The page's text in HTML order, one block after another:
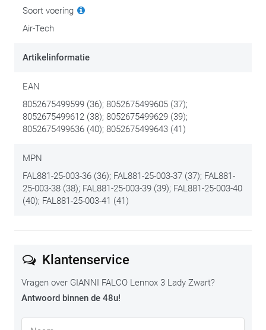
Soort voering
Air-Tech
Artikelinformatie
EAN
8052675499599 (36); 8052675499605 (37);
8052675499612 (38); 8052675499629 (39);
8052675499636 (40); 8052675499643 (41)
MPN
FAL881-25-003-36 (36); FAL881-25-003-37 (37); FAL881-
25-003-38 (38); FAL881-25-003-39 (39); FAL881-25-003-40
(40); FAL881-25-003-41 (41)
Klantenservice
Vragen over GIANNI FALCO Lennox 3 Lady Zwart?
Antwoord binnen de 48u!